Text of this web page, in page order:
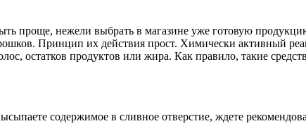
проще, нежели выбрать в магазине уже готовую
Принцип их действия прост. Химически активный
остатков продуктов или жира. Как правило, такие
содержимое в сливное отверстие, ждете